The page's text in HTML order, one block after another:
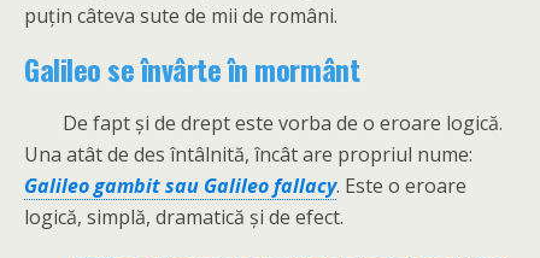
puțin câteva sute de mii de români.
Galileo se învârte în mormânt
De fapt și de drept este vorba de o eroare logică.
Una atât de des întâlnită, încât are propriul nume:
Galileo gambit sau Galileo fallacy. Este o eroare
logică, simplă, dramatică și de efect.